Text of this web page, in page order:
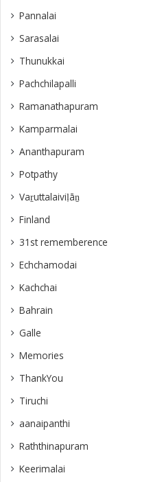
Pannalai
Sarasalai
Thunukkai
Pachchilapalli
Ramanathapuram
Kamparmalai
Ananthapuram
‎Potpathy
Vaṟuttalaiviḷāṉ
Finland
31st rememberence
Echchamodai
Kachchai
Bahrain
Galle
Memories
ThankYou
Tiruchi
aanaipanthi
Raththinapuram
Keerimalai